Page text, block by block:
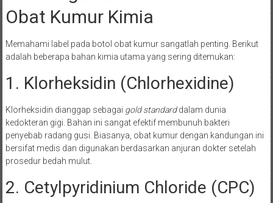
Obat Kumur Kimia
Memahami label pada botol obat kumur sangatlah penting. Berikut
adalah beberapa bahan kimia utama yang sering ditemukan:
1. Klorheksidin (Chlorhexidine)
Klorheksidin dianggap sebagai gold standarddalam dunia
kedokteran gigi. Bahan ini sangat efektif membunuh bakteri
penyebab radang gusi. Biasanya, obat kumur dengan kandungan ini
bersifat medis dan digunakan berdasarkan anjuran dokter setelah
prosedur bedah mulut.
2. Cetylpyridinium Chloride (CPC)